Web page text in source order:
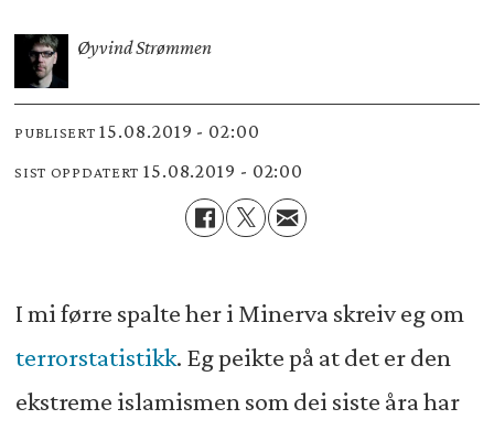
Øyvind Strømmen
PUBLISERT 15.08.2019 - 02:00
SIST OPPDATERT 15.08.2019 - 02:00
I mi førre spalte her i Minerva skreiv eg om
terrorstatistikk. Eg peikte på at det er den
ekstreme islamismen som dei siste åra har